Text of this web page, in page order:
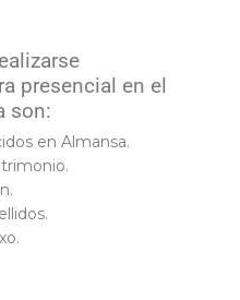
presencial en el
son:
en Almansa.